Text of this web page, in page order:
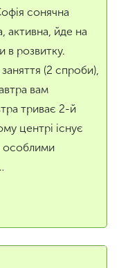
сонячна
активна, йде на
в розвитку.
(2 спроби),
вам
триває 2-й
центрі існує
особлими